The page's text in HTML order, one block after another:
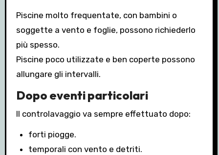
Piscine molto frequentate, con bambini o
soggette a vento e foglie, possono richiederlo
più spesso.
Piscine poco utilizzate e ben coperte possono
allungare gli intervalli.
Dopo eventi particolari
Il controlavaggio va sempre effettuato dopo:
forti piogge.
temporali con vento e detriti.